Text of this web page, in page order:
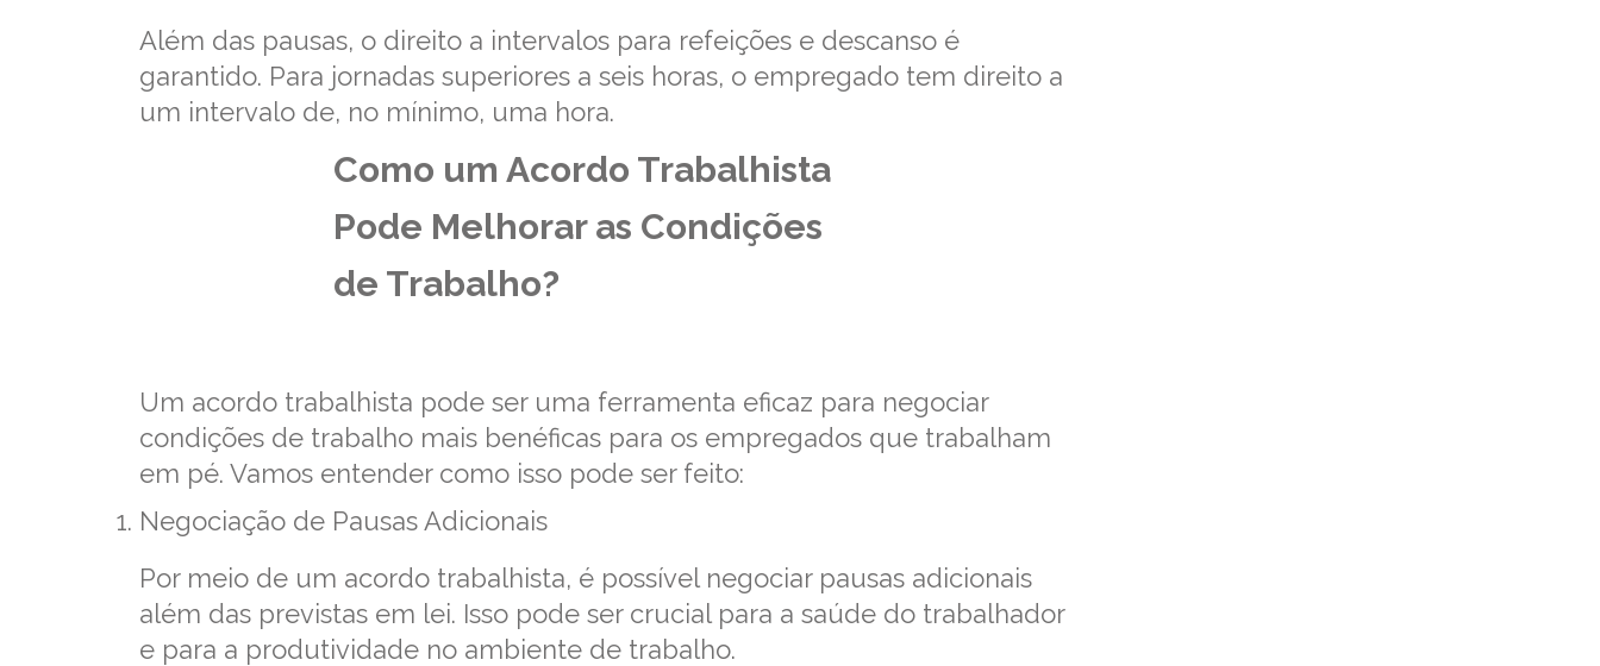
Além das pausas, o direito a intervalos para refeições e descanso é
garantido. Para jornadas superiores a seis horas, o empregado tem direito a
um intervalo de, no mínimo, uma hora.
Como um Acordo Trabalhista
Pode Melhorar as Condições
de Trabalho?
Um acordo trabalhista pode ser uma ferramenta eficaz para negociar
condições de trabalho mais benéficas para os empregados que trabalham
em pé. Vamos entender como isso pode ser feito:
Negociação de Pausas Adicionais
Por meio de um acordo trabalhista, é possível negociar pausas adicionais
além das previstas em lei. Isso pode ser crucial para a saúde do trabalhador
e para a produtividade no ambiente de trabalho.